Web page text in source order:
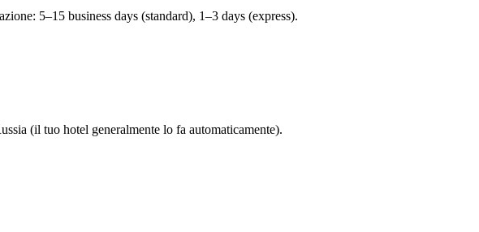
5–15 business days (standard), 1–3 days (express).
(il tuo hotel generalmente lo fa automaticamente).